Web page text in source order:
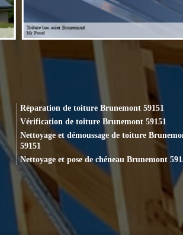
Réparation de toiture Brunemont 59151
Vérification de toiture Brunemont 59151
Nettoyage et démoussage de toiture
59151
Nettoyage et pose de chéneau Brunemont